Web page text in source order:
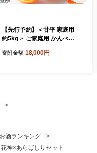
【先行予約】＜甘平 家庭用
約5kg＞ ご家庭用 かんぺい
柑 訳あり 果物 くだもの フル
寄附金額 18,000円
お酒ランキング
神×あらばしりセット